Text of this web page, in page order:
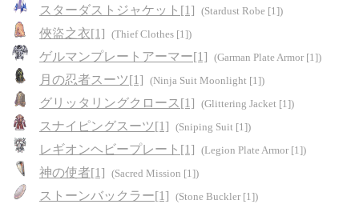
スターダストジャケット[1] (Stardust Robe [1])
俠盜之衣[1] (Thief Clothes [1])
ゲルマンプレートアーマー[1] (Garman Plate Armor [1])
月の忍者スーツ[1] (Ninja Suit Moonlight [1])
グリッタリングクロース[1] (Glittering Jacket [1])
スナイピングスーツ[1] (Sniping Suit [1])
レギオンヘビープレート[1] (Legion Plate Armor [1])
神の使者[1] (Sacred Mission [1])
ストーンバックラー[1] (Stone Buckler [1])